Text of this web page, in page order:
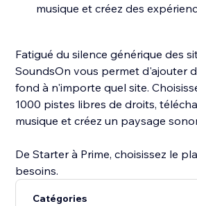
musique et créez des
Fatigué du silence générique des
SoundsOn vous permet d'ajouter
fond à n'importe quel site.
1000 pistes libres de droits,
musique et créez un paysage
De Starter à Prime, choisissez le
besoins.
Catégories